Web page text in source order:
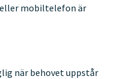
mobiltelefon är
när behovet uppstår